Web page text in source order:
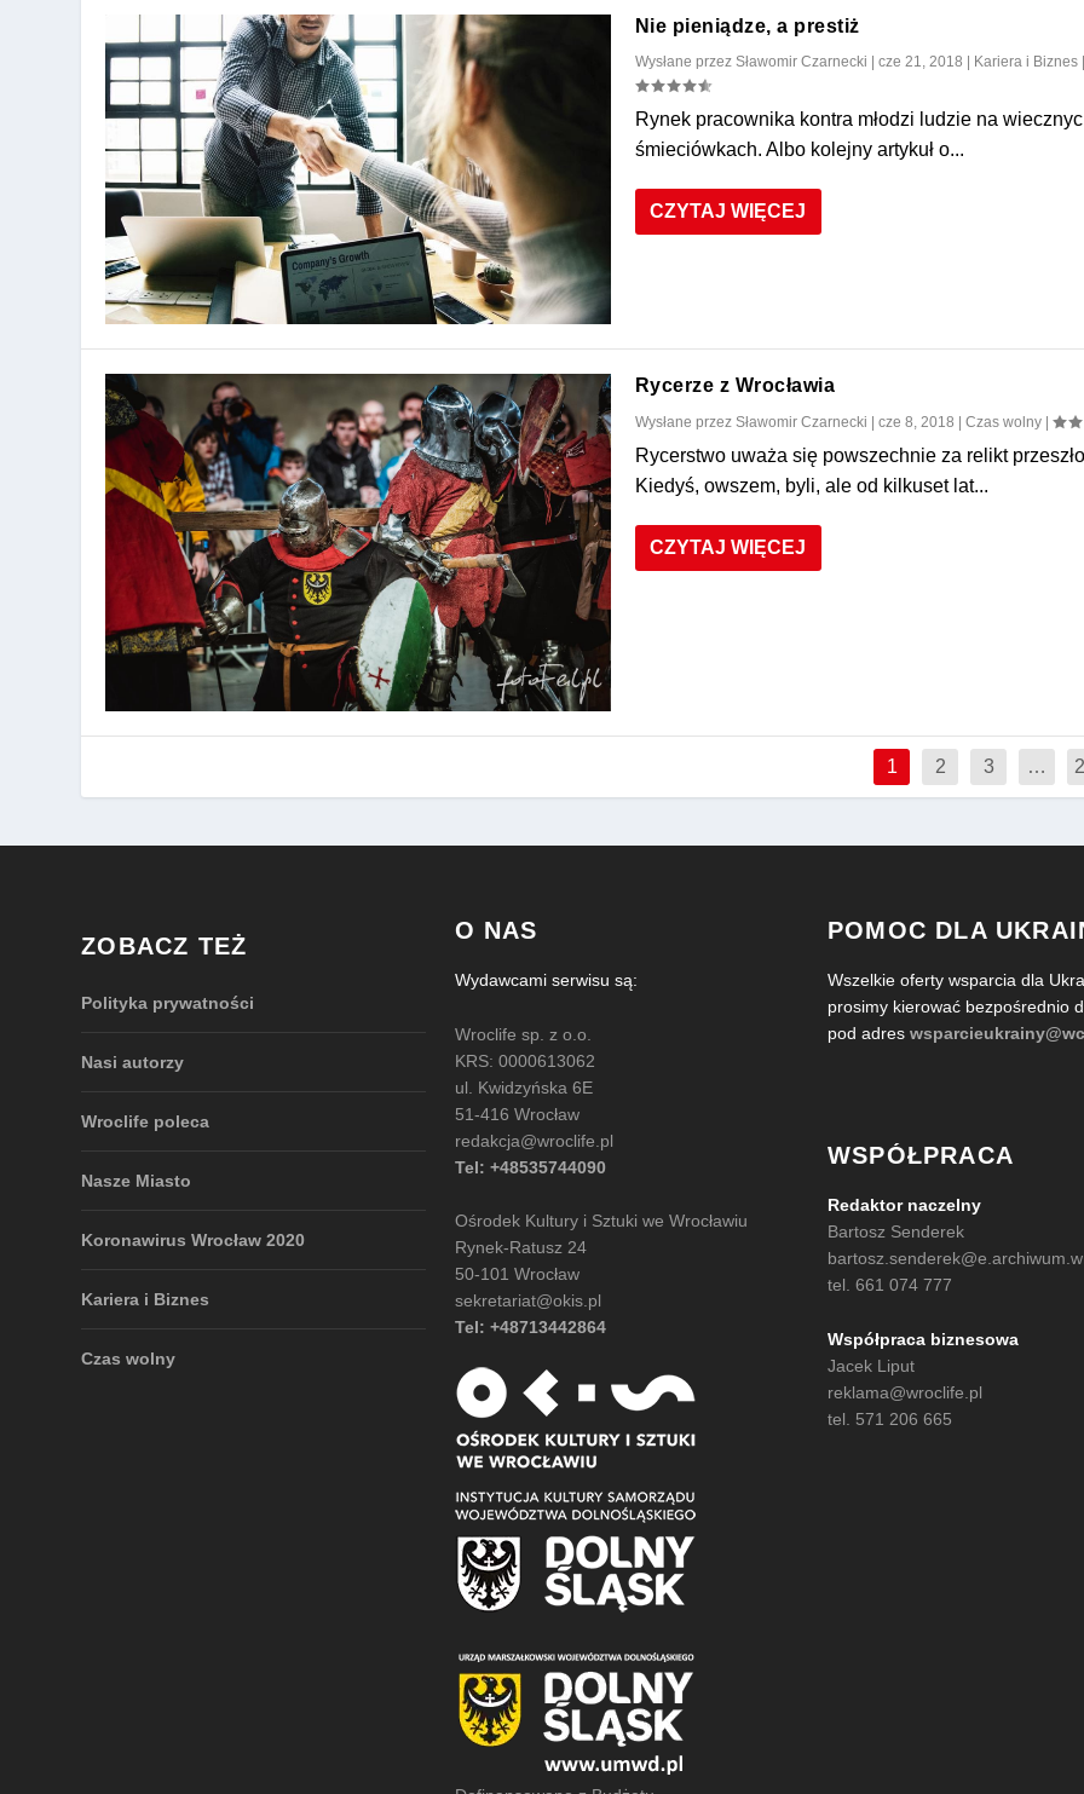
Nie pieniądze, a prestiż
Wysłane przez Sławomir Czarnecki cze 21, 2018 Kariera i Biznes|
Rynek pracownika kontra młodzi ludzie na
śmieciówkach. Albo kolejny artykuł o...
CZYTAJ WIĘCEJ
Rycerze z Wrocławia
Wysłane przez Sławomir Czarnecki cze 8, 2018 Czas wolny|
Rycerstwo uważa się powszechnie za relikt
Kiedyś, owszem, byli, ale od kilkuset lat...
CZYTAJ WIĘCEJ
1 2 3 …
ZOBACZ TEŻ
Polityka prywatności
Nasi autorzy
Wroclife poleca
Nasze Miasto
Koronawirus Wrocław 2020
Kariera i Biznes
Czas wolny
O NAS
Wydawcami serwisu są:
Wroclife sp. z o.o.
KRS: 0000613062
ul. Kwidzyńska 6E
51-416 Wrocław
redakcja@wroclife.pl
Tel: +48535744090
Ośrodek Kultury i Sztuki we Wrocławiu
Rynek-Ratusz 24
50-101 Wrocław
sekretariat@okis.pl
Tel: +48713442864
POMOC DLA
Wszelkie oferty wsparcia dla
prosimy kierować bezpośrednio
pod adres
WSPÓŁPRACA
Redaktor naczelny
Bartosz Senderek
tel. 661 074 777
Współpraca biznesowa
Jacek Liput
reklama@wroclife.pl
tel. 571 206 665